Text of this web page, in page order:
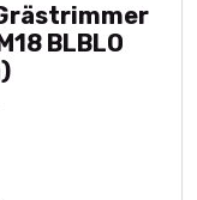
BLBLO